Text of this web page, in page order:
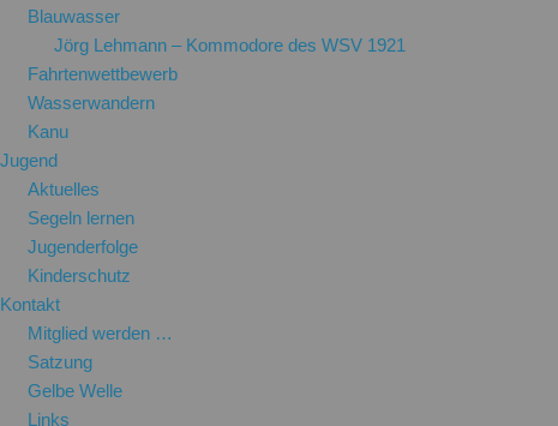
Blauwasser
Jörg Lehmann – Kommodore des WSV 1921
Fahrtenwettbewerb
Wasserwandern
Kanu
Jugend
Aktuelles
Segeln lernen
Jugenderfolge
Kinderschutz
Kontakt
Mitglied werden …
Satzung
Gelbe Welle
Links